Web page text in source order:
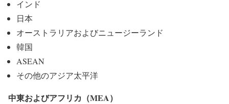
インド
日本
オーストラリアおよびニュージーランド
韓国
ASEAN
その他のアジア太平洋
中東およびアフリカ（MEA）